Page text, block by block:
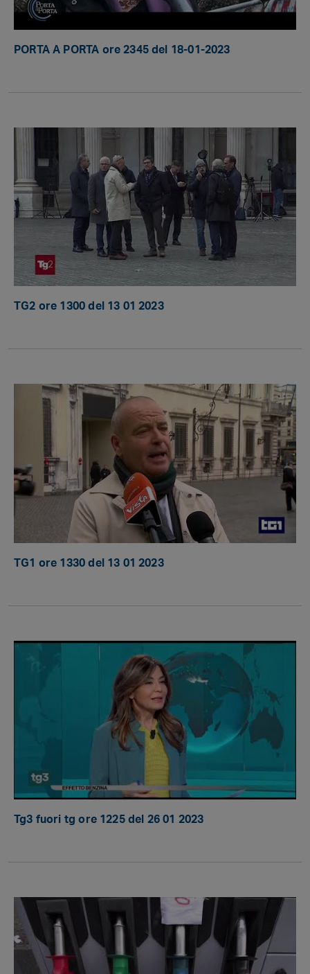
PORTA A PORTA ore 2345 del 18-01-2023
TG2 ore 1300 del 13 01 2023
TG1 ore 1330 del 13 01 2023
Tg3 fuori tg ore 1225 del 26 01 2023